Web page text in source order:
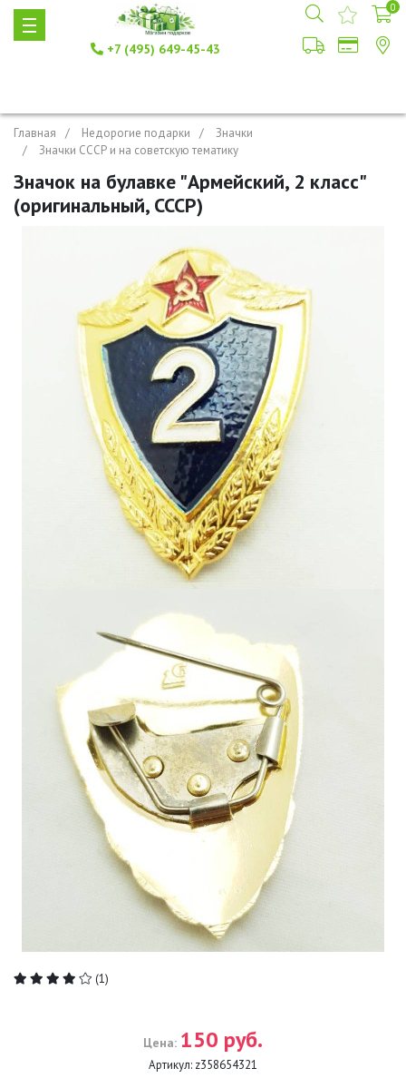
+7 (495) 649-45-43
0
Главная Недорогие подарки
Значки
Значки СССР и на советскую тематику
Значок на булавке "Армейский, 2 класс"
(оригинальный, СССР)
(1)
Цена: 150 руб.
Артикул: z358654321